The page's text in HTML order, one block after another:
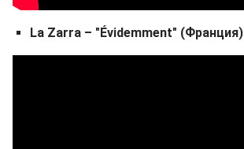
La Zarra – "Évidemment" (Франция)